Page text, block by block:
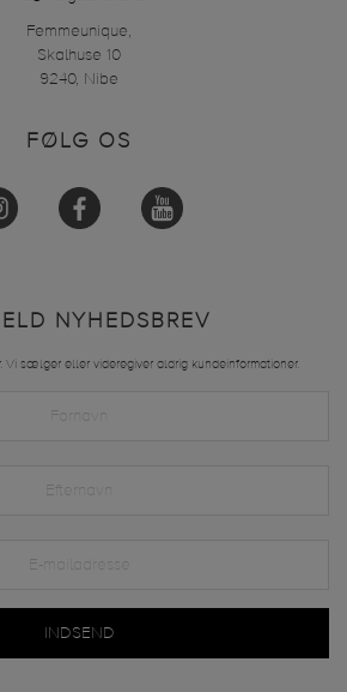
Femmeunique,
Skalhuse 10
9240, Nibe
FØLG OS
NYHEDSBREV
Vi sælger eller videregiver aldrig kundeinformationer.
INDSEND